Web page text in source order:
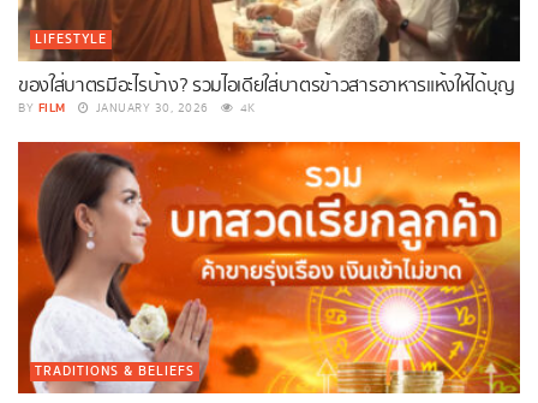
LIFESTYLE
ของใส่บาตรมีอะไรบ้าง? รวมไอเดียใส่บาตรข้าวสารอาหารแห้งให้ได้บุญ
BY FILM JANUARY 30, 2026 4K
TRADITIONS & BELIEFS